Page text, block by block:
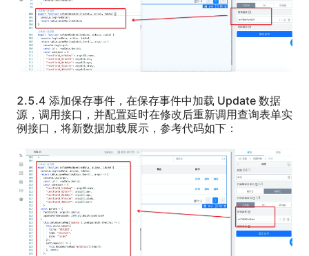
2.5.4 添加保存事件，在保存事件中加载 Update 数据
源，调用接口，并配置延时在修改后重新调用查询表单实
例接口，将新数据加载展示，参考代码如下：